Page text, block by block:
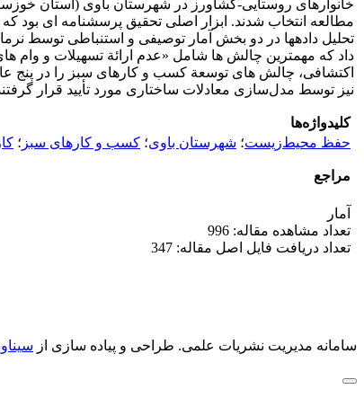
داد که مهم‏ترین چالش‏ ها شامل «عدم ارائة تسهیلات و وام
اکتشافی، چالش‏ های توسعة کسب و کارهای سبز را در پنج
نیز توسط مدل‌سازی معادلات ساختاری مورد تأیید قرار
کلیدواژه‌ها
حفظ محیط‌زیست؛ شهرستان باوی؛ کسب و کارهای سبز ؛
مراجع
آمار
تعداد مشاهده مقاله: 996
تعداد دریافت فایل اصل مقاله: 347
سامانه مدیریت نشریات علمی. طراحی و پیاده سازی از